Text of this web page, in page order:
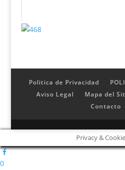
Politica de Privacidad
Aviso Legal
Mapa del
Contacto
Privacy &
0